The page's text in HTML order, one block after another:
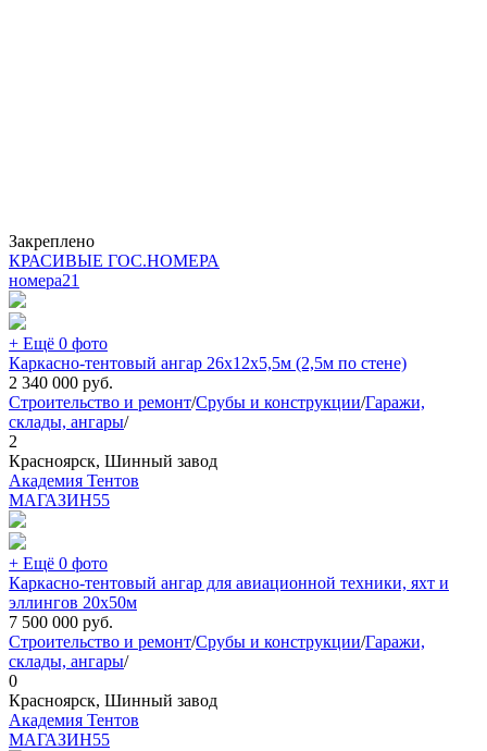
Закреплено
КРАСИВЫЕ ГОС.НОМЕРА
номера21
+ Ещё 0 фото
Каркасно-тентовый ангар 26х12х5,5м (2,5м по стене)
2 340 000 руб.
Строительство и ремонт/Срубы и конструкции/Гаражи,
склады, ангары/
2
Красноярск, Шинный завод
Академия Тентов
МАГАЗИН55
+ Ещё 0 фото
Каркасно-тентовый ангар для авиационной техники, яхт и
эллингов 20х50м
7 500 000 руб.
Строительство и ремонт/Срубы и конструкции/Гаражи,
склады, ангары/
0
Красноярск, Шинный завод
Академия Тентов
МАГАЗИН55